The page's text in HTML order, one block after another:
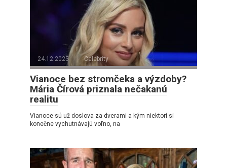
24.12.2025 Celebrity
Vianoce bez stromčeka a výzdoby?
Mária Čírová priznala nečakanú
realitu
Vianoce sú už doslova za dverami a kým niektorí si
konečne vychutnávajú voľno, na